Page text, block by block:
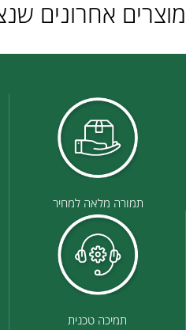
מוצרים אחרונים
תמורה מלאה למחיר
תמיכה טכנית